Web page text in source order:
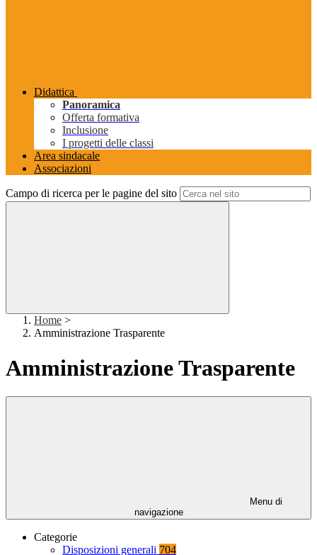
Didattica
Panoramica
Offerta formativa
Inclusione
I progetti delle classi
Area sindacale
Associazioni
Campo di ricerca per le pagine del sito
Home >
Amministrazione Trasparente
Amministrazione Trasparente
Menu di
navigazione
Categorie
Disposizioni generali 704